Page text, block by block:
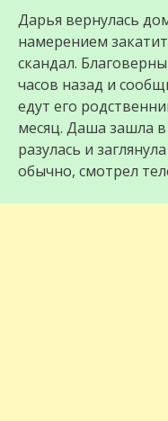
Дарья вернулась
намерением
скандал.
часов назад и
едут его
месяц. Даша зашла
разулась и
обычно, смотрел